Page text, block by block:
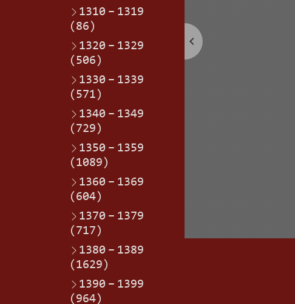
1310 – 1319
(86)
1320 – 1329
(506)
1330 – 1339
(571)
1340 – 1349
(729)
1350 – 1359
(1089)
1360 – 1369
(604)
1370 – 1379
(717)
1380 – 1389
(1629)
1390 – 1399
(964)